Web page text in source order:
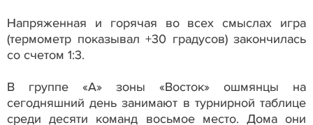
Напряженная и горячая во всех смыслах игра
(термометр показывал +30 градусов) закончилась
со счетом 1:3.
В группе «А» зоны «Восток» ошмянцы на
сегодняшний день занимают в турнирной таблице
среди десяти команд восьмое место. Дома они